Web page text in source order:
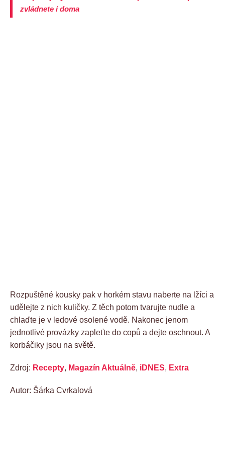
zvládnete i doma
Rozpuštěné kousky pak v horkém stavu naberte na lžíci a
udělejte z nich kuličky. Z těch potom tvarujte nudle a
chlaďte je v ledové osolené vodě. Nakonec jenom
jednotlivé provázky zapleťte do copů a dejte oschnout. A
korbáčiky jsou na světě.
Zdroj: Recepty, Magazín Aktuálně, iDNES, Extra
Autor: Šárka Cvrkalová